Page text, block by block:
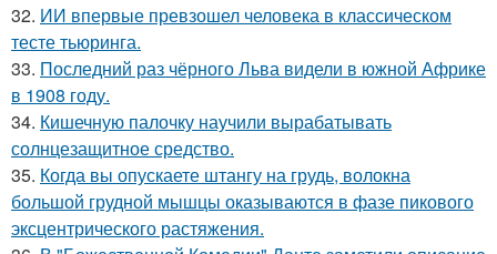
32. ИИ впервые превзошел человека в классическом
тесте тьюринга.
33. Последний раз чёрного Льва видели в южной Африке
в 1908 году.
34. Кишечную палочку научили вырабатывать
солнцезащитное средство.
35. Когда вы опускаете штангу на грудь, волокна
большой грудной мышцы оказываются в фазе пикового
эксцентрического растяжения.